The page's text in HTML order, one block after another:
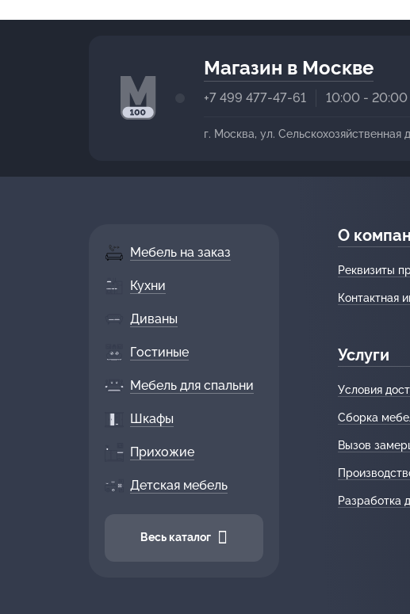
Магазин в Москве
+7 499 477-47-61 10:00 - 20:00
г. Москва, ул. Сельскохозяйственная
Мебель на заказ
Кухни
Диваны
Гостиные
Мебель для спальни
Шкафы
Прихожие
Детская мебель
Весь каталог
О
Реквизиты
Контактная
Услуги
Условия
Сборка
Вызов
Разработка